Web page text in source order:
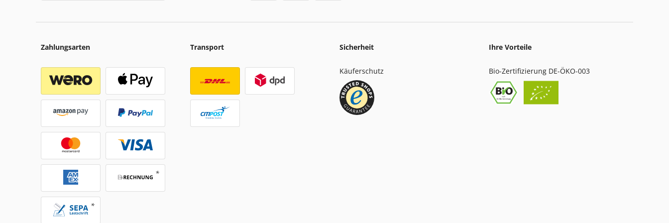
Zahlungsarten Transport Sicherheit
Käuferschutz
Ihre Vorteile
Bio-Zertifizierung DE-ÖKO-003